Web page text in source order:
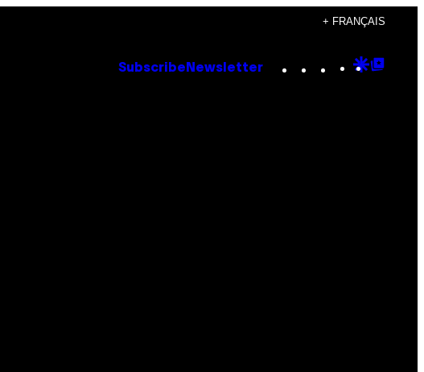
+ FRANÇAIS
Subscribe Newsletter Instagram
TikTok
YouTube
Google